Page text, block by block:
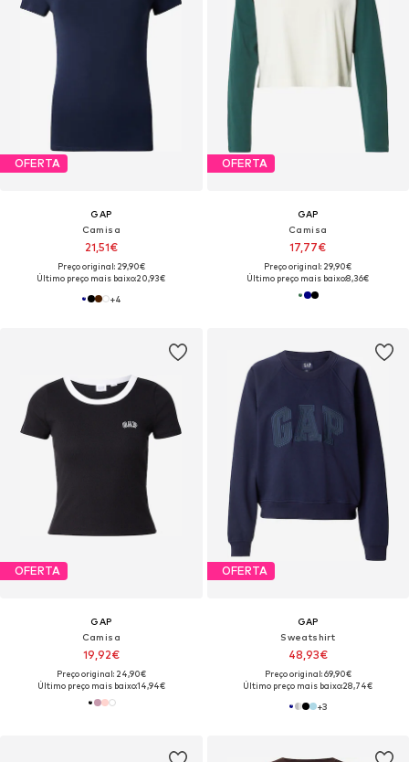
OFERTA
GAP
Camisa
21,51€
Preço original: 29,90€
Último preço mais baixo:20,93€
+4
OFERTA
GAP
Camisa
17,77€
Preço original: 29,90€
Último preço mais baixo:8,36€
OFERTA
GAP
Camisa
19,92€
Preço original: 24,90€
Último preço mais baixo:14,94€
OFERTA
GAP
Sweatshirt
48,93€
Preço original: 69,90€
Último preço mais baixo:28,74€
+3